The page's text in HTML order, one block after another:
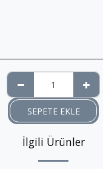
SEPETE EKLE
İlgili Ürünler